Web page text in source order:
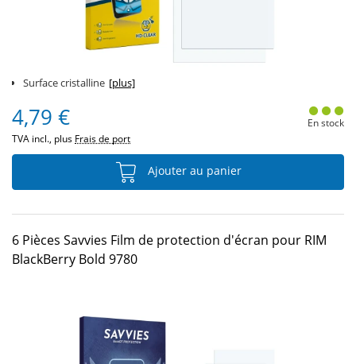
Surface cristalline [plus]
4,79 €
TVA incl., plus Frais de port
En stock
Ajouter au panier
6 Pièces Savvies Film de protection d'écran pour RIM
BlackBerry Bold 9780